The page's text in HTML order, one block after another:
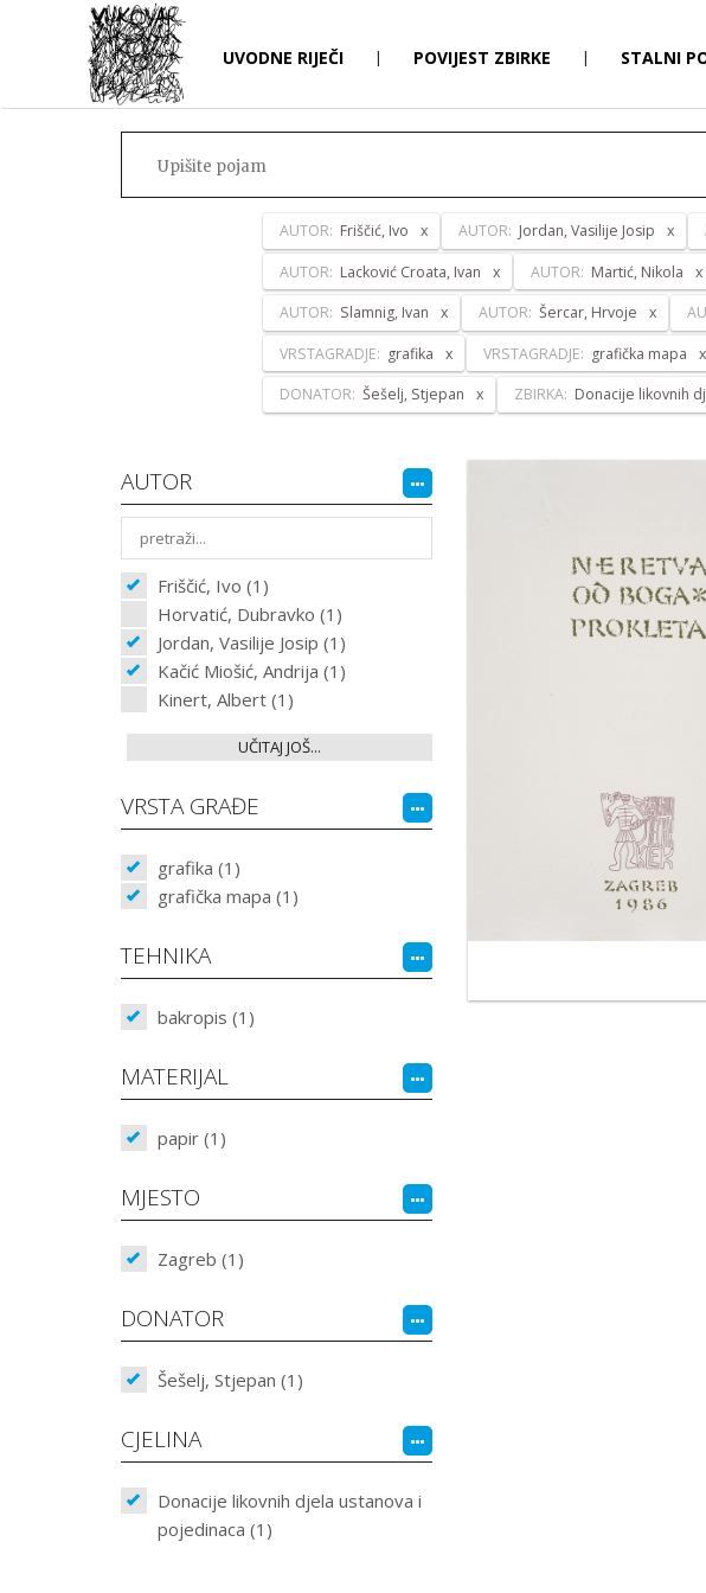
UVODNE RIJEČI | POVIJEST ZBIRKE | STALNI
AUTOR: Friščić, Ivo AUTOR: Jordan, Vasilije Josip
AUTOR: Lacković Croata, Ivan AUTOR: Martić, Nikola
AUTOR: Slamnig, Ivan AUTOR: Šercar, Hrvoje
VRSTAGRADJE: grafika VRSTAGRADJE: grafička mapa
DONATOR: Šešelj, Stjepan ZBIRKA: Donacije likovnih
AUTOR
Friščić, Ivo (1)
Horvatić, Dubravko (1)
Jordan, Vasilije Josip (1)
Kačić Miošić, Andrija (1)
Kinert, Albert (1)
UČITAJ JOŠ...
VRSTA GRAĐE
grafika (1)
grafička mapa (1)
TEHNIKA
bakropis (1)
MATERIJAL
papir (1)
MJESTO
Zagreb (1)
DONATOR
Šešelj, Stjepan (1)
CJELINA
Donacije likovnih djela ustanova i
pojedinaca (1)